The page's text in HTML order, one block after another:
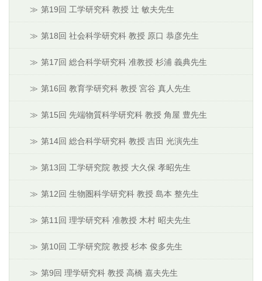
第19回 工学研究科 教授 辻 敏夫先生
第18回 社会科学研究科 教授 原口 恭彦先生
第17回 総合科学研究科 准教授 杉浦 義典先生
第16回 教育学研究科 教授 宮谷 真人先生
第15回 先端物質科学研究科 教授 角屋 豊先生
第14回 総合科学研究科 教授 吉田 光演先生
第13回 工学研究院 教授 大久保 孝昭先生
第12回 生物圏科学研究科 教授 島本 整先生
第11回 理学研究科 准教授 木村 昭夫先生
第10回 工学研究院 教授 杉本 俊多先生
第9回 理学研究科 教授 高橋 嘉夫先生